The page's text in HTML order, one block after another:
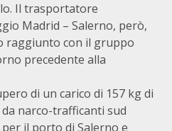
Il trasportatore
Madrid – Salerno, però,
raggiunto con il gruppo
precedente alla
di un carico di 157 kg di
narco-trafficanti sud
il porto di Salerno e